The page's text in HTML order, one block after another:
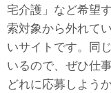
宅介護」など希望
索対象から外れて
いサイトです。同
いるので、ぜひ仕
どれに応募しよう